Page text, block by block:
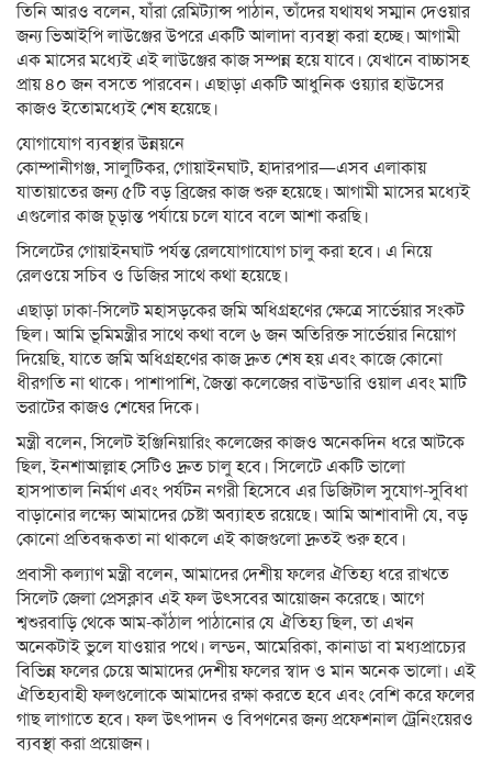
তিনি আরও বলেন, যাঁরা রেমিট্যান্স পাঠান, তাঁদের যথাযথ সম্মান দেওয়ার
জন্য ভিআইপি লাউঞ্জের উপরে একটি আলাদা ব্যবস্থা করা হচ্ছে। আগামী
এক মাসের মধ্যেই এই লাউঞ্জের কাজ সম্পন্ন হয়ে যাবে। যেখানে বাচ্চাসহ
প্রায় ৪০ জন বসতে পারবেন। এছাড়া একটি আধুনিক ওয়্যার হাউসের
কাজও ইতোমধ্যেই শেষ হয়েছে।
যোগাযোগ ব্যবস্থার উন্নয়নে
কোম্পানীগঞ্জ, সালুটিকর, গোয়াইনঘাট, হাদারপার—এসব এলাকায়
যাতায়াতের জন্য ৫টি বড় ব্রিজের কাজ শুরু হয়েছে। আগামী মাসের মধ্যেই
এগুলোর কাজ চূড়ান্ত পর্যায়ে চলে যাবে বলে আশা করছি।
সিলেটের গোয়াইনঘাট পর্যন্ত রেলযোগাযোগ চালু করা হবে। এ নিয়ে
রেলওয়ে সচিব ও ডিজির সাথে কথা হয়েছে।
এছাড়া ঢাকা-সিলেট মহাসড়কের জমি অধিগ্রহণের ক্ষেত্রে সার্ভেয়ার সংকট
ছিল। আমি ভূমিমন্ত্রীর সাথে কথা বলে ৬ জন অতিরিক্ত সার্ভেয়ার নিয়োগ
দিয়েছি, যাতে জমি অধিগ্রহণের কাজ দ্রুত শেষ হয় এবং কাজে কোনো
ধীরগতি না থাকে। পাশাপাশি, জৈন্তা কলেজের বাউন্ডারি ওয়াল এবং মাটি
ভরাটের কাজও শেষের দিকে।
মন্ত্রী বলেন, সিলেট ইঞ্জিনিয়ারিং কলেজের কাজও অনেকদিন ধরে আটকে
ছিল, ইনশাআল্লাহ সেটিও দ্রুত চালু হবে। সিলেটে একটি ভালো
হাসপাতাল নির্মাণ এবং পর্যটন নগরী হিসেবে এর ডিজিটাল সুযোগ-সুবিধা
বাড়ানোর লক্ষ্যে আমাদের চেষ্টা অব্যাহত রয়েছে। আমি আশাবাদী যে, বড়
কোনো প্রতিবন্ধকতা না থাকলে এই কাজগুলো দ্রুতই শুরু হবে।
প্রবাসী কল্যাণ মন্ত্রী বলেন, আমাদের দেশীয় ফলের ঐতিহ্য ধরে রাখতে
সিলেট জেলা প্রেসক্লাব এই ফল উৎসবের আয়োজন করেছে। আগে
শ্বশুরবাড়ি থেকে আম-কাঁঠাল পাঠানোর যে ঐতিহ্য ছিল, তা এখন
অনেকটাই ভুলে যাওয়ার পথে। লন্ডন, আমেরিকা, কানাডা বা মধ্যপ্রাচ্যের
বিভিন্ন ফলের চেয়ে আমাদের দেশীয় ফলের স্বাদ ও মান অনেক ভালো। এই
ঐতিহ্যবাহী ফলগুলোকে আমাদের রক্ষা করতে হবে এবং বেশি করে ফলের
গাছ লাগাতে হবে। ফল উৎপাদন ও বিপণনের জন্য প্রফেশনাল ট্রেনিংয়েরও
ব্যবস্থা করা প্রয়োজন।